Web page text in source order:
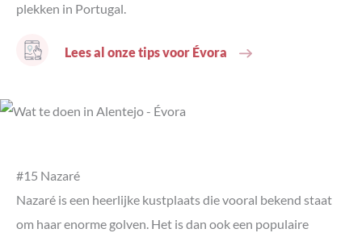
plekken in Portugal.
Lees al onze tips voor Évora
#15 Nazaré
Nazaré is een heerlijke kustplaats die vooral bekend staat
om haar enorme golven. Het is dan ook een populaire